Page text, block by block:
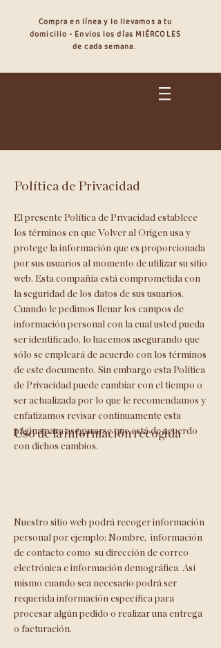
Compra en línea y lo llevamos a tu
domicilio - Envios los días MIÉRCOLES
de cada semana.
Política de Privacidad
El presente Política de Privacidad establece
los términos en que Volver al Origen usa y
protege la información que es proporcionada
por sus usuarios al momento de utilizar su sitio
web. Esta compañía está comprometida con
la seguridad de los datos de sus usuarios.
Cuando le pedimos llenar los campos de
información personal con la cual usted pueda
ser identificado, lo hacemos asegurando que
sólo se empleará de acuerdo con los términos
de este documento. Sin embargo esta Política
de Privacidad puede cambiar con el tiempo o
ser actualizada por lo que le recomendamos y
enfatizamos revisar continuamente esta
página para asegurarse que está de acuerdo
con dichos cambios.
Nuestro sitio web podrá recoger información
personal por ejemplo: Nombre, información
de contacto como su dirección de correo
electrónica e información demográfica. Así
mismo cuando sea necesario podrá ser
requerida información específica para
procesar algún pedido o realizar una entrega
o facturación.
Uso de la información recogida